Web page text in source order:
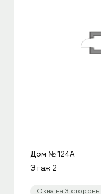
Дом № 124A
Этаж 2
Окна на 3 стороны